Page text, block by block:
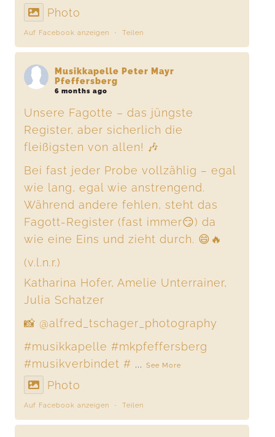
Photo
Auf Facebook anzeigen · Teilen
Musikkapelle Peter Mayr
Pfeffersberg
6 months ago
Unsere Fagotte – das jüngste
Register, aber sicherlich die
fleißigsten von allen! 🎶
Bei fast jeder Probe vollzählig – egal
wie lang, egal wie anstrengend.
Während andere fehlen, steht das
Fagott-Register (fast immer😏) da
wie eine Eins und zieht durch. 😄🔥
(v.l.n.r.)
Katharina Hofer, Amelie Unterrainer,
Julia Schatzer
📸 @alfred_tschager_photography
#musikkapelle #mkpfeffersberg
#musikverbindet # ...See More
Photo
Auf Facebook anzeigen · Teilen